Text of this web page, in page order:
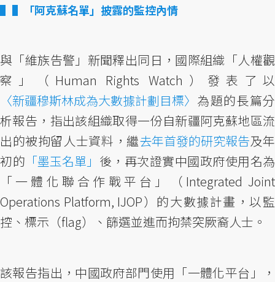
▌「阿克蘇名單」披露的監控內情
與「維族告警」新聞釋出同日，國際組織「人權觀
察」（Human Rights Watch）發表了以
〈新疆穆斯林成為大數據計劃目標〉 為題的長篇分
析報告，指出該組織取得一份自新疆阿克蘇地區流
出的被拘留人士資料，繼去年首發的研究報告及年
初的 「墨玉名單」 後，再次證實中國政府使用名為
「一體化聯合作戰平台」（Integrated Joint
Operations Platform, IJOP）的大數據計畫，以監
控、標示（flag）、篩選並進而拘禁突厥裔人士。
該報告指出，中國政府部門使用「一體化平台」，